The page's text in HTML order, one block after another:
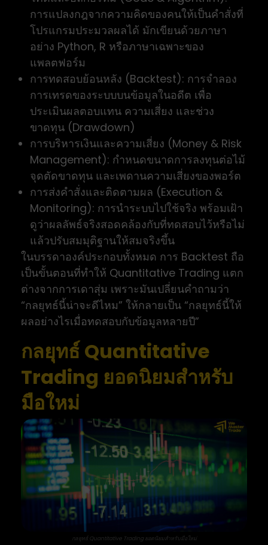
การแปลงกฎจากความคิดของคนให้เป็นคำสั่งที่
โปรแกรมประมวลผลได้ มักเขียนด้วยภาษา
อย่าง Python, R หรือภาษาเฉพาะของ
แพลตฟอร์ม
การทดสอบย้อนหลัง (Backtest): การจำลอง
การเทรดของระบบบนข้อมูลในอดีต เพื่อ
ประเมินผลตอบแทน ความเสี่ยง และช่วง
ขาดทุน (Drawdown)
การบริหารเงินและความเสี่ยง (Money & Risk
Management): กำหนดขนาดการลงทุนต่อไม้
จุดตัดขาดทุน และเพดานความเสี่ยงของพอร์ต
การส่งคำสั่งและติดตามผล (Execution &
Monitoring): การนำระบบไปใช้จริง พร้อมเฝ้า
ดูว่าผลลัพธ์จริงสอดคล้องกับที่ทดสอบไว้หรือไม่
แล้วปรับสมมุติฐานให้สมจริงขึ้น
ในบรรดาองค์ประกอบทั้งหมด การ Backtest ถือ
เป็นขั้นตอนที่ทำให้ Quantitative Trading แตก
ต่างจากการเดาสุ่ม เพราะมันเปลี่ยนคำถามว่า
“กลยุทธ์นี้น่าจะดีไหม” ให้กลายเป็น “กลยุทธ์นี้ให้
ผลอย่างไรเมื่อทดสอบกับข้อมูลหลายปี”
กลยุทธ์ Quantitative
Trading ยอดนิยมสำหรับ
มือใหม่
กลยุทธ์ Quantitative Trading ยอดนิยมสำหรับมือใหม่